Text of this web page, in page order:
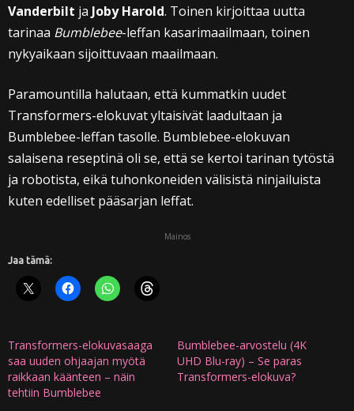
Vanderbilt ja Joby Harold. Toinen kirjoittaa uutta
tarinaa Bumblebee-leffan kasarimaailmaan, toinen
nykyaikaan sijoittuvaan maailmaan.
Paramountilla halutaan, että kummatkin uudet
Transformers-elokuvat yltaisivät laadultaan ja
Bumblebee-leffan tasolle. Bumblebee-elokuvan
salaisena reseptinä oli se, että se kertoi tarinan tytöstä
ja robotista, eikä tuhonkoneiden välisistä ninjailuista
kuten edelliset pääsarjan leffat.
Mainos
Jaa tämä:
Transformers-elokuvasaaga
saa uuden ohjaajan myötä
raikkaan käänteen – näin
tehtiin Bumblebee
Bumblebee-arvostelu (4K
UHD Blu-ray) – Se paras
Transformers-elokuva?